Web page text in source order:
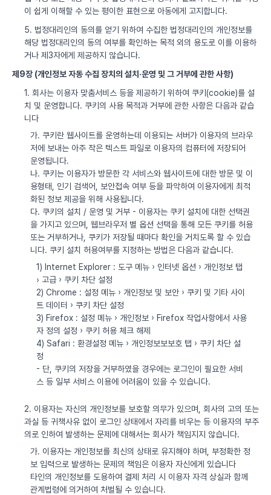
이 쉽게 이해할 수 있는 평이한 표현으로 아동에게 고지합니다.
5. 법정대리인의 동의를 얻기 위하여 수집한 법정대리인의 개인정보를
해당 법정대리인의 동의 여부를 확인하는 목적 외의 용도로 이를 이용하
거나 제3자에게 제공하지 않습니다.
제9장 (개인정보 자동 수집 장치의 설치·운영 및 그 거부에 관한 사항)
1. 회사는 이용자 맞춤서비스 등을 제공하기 위하여 쿠키(cookie)를 설
치 및 운영합니다. 쿠키의 사용 목적과 거부에 관한 사항은 다음과 같습
니다
가. 쿠키란 웹사이트를 운영하는데 이용되는 서버가 이용자의 브라우
저에 보내는 아주 작은 텍스트 파일로 이용자의 컴퓨터에 저장되어
운영됩니다.
나. 쿠키는 이용자가 방문한 각 서비스와 웹사이트에 대한 방문 및 이
용형태, 인기 검색어, 보안접속 여부 등을 파악하여 이용자에게 최적
화된 정보 제공을 위해 사용됩니다.
다. 쿠키의 설치 / 운영 및 거부 - 이용자는 쿠키 설치에 대한 선택권
을 가지고 있으며, 웹브라우저 별 옵션 선택을 통해 모든 쿠키를 허용
또는 거부하거나, 쿠키가 저장될 때마다 확인을 거치도록 할 수 있습
니다. 쿠키 설치 허용여부를 지정하는 방법은 다음과 같습니다.
1) Internet Explorer : 도구 메뉴 › 인터넷 옵션 › 개인정보 탭
› 고급 › 쿠키 차단 설정
2) Chrome : 설정 메뉴 › 개인정보 및 보안 › 쿠키 및 기타 사이
트 데이터 › 쿠키 차단 설정
3) Firefox : 설정 메뉴 › 개인정보 › Firefox 작업사항에서 사용
자 정의 설정 › 쿠키 허용 체크 해제
4) Safari : 환경설정 메뉴 › 개인정보보보호 탭 › 쿠키 차단 설
정
- 단, 쿠키의 저장을 거부하였을 경우에는 로그인이 필요한 서비
스 등 일부 서비스 이용에 어려움이 있을 수 있습니다.
2. 이용자는 자신의 개인정보를 보호할 의무가 있으며, 회사의 고의 또는
과실 등 귀책사유 없이 로그인 상태에서 자리를 비우는 등 이용자의 부주
의로 인하여 발생하는 문제에 대해서는 회사가 책임지지 않습니다.
가. 이용자는 개인정보를 최신의 상태로 유지해야 하며, 부정확한 정
보 입력으로 발생하는 문제의 책임은 이용자 자신에게 있습니다
타인의 개인정보를 도용하여 결제 처리 시 이용자 자격 상실과 함께
관계법령에 의거하여 처벌될 수 있습니다.